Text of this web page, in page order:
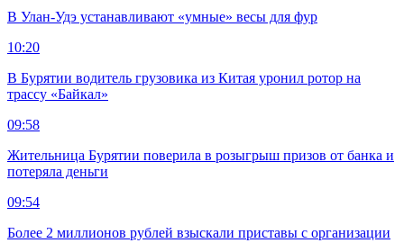
В Улан-Удэ устанавливают «умные» весы для фур
10:20
В Бурятии водитель грузовика из Китая уронил ротор на
трассу «Байкал»
09:58
Жительница Бурятии поверила в розыгрыш призов от банка и
потеряла деньги
09:54
Более 2 миллионов рублей взыскали приставы с организации